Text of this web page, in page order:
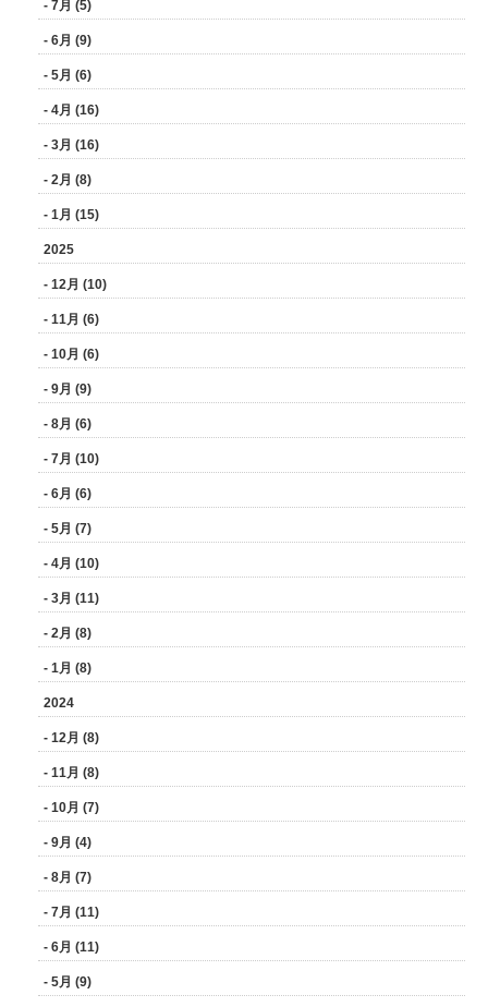
- 7月 (5)
- 6月 (9)
- 5月 (6)
- 4月 (16)
- 3月 (16)
- 2月 (8)
- 1月 (15)
2025
- 12月 (10)
- 11月 (6)
- 10月 (6)
- 9月 (9)
- 8月 (6)
- 7月 (10)
- 6月 (6)
- 5月 (7)
- 4月 (10)
- 3月 (11)
- 2月 (8)
- 1月 (8)
2024
- 12月 (8)
- 11月 (8)
- 10月 (7)
- 9月 (4)
- 8月 (7)
- 7月 (11)
- 6月 (11)
- 5月 (9)